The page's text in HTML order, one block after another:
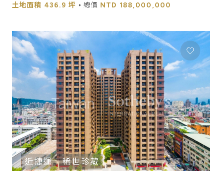
土地面積 436.9 坪 ⦁ 總價 NTD 188,000,000
近捷運 稀世珍藏